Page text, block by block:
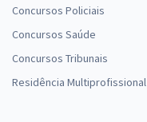
Concursos Policiais
Concursos Saúde
Concursos Tribunais
Residência Multiprofissional